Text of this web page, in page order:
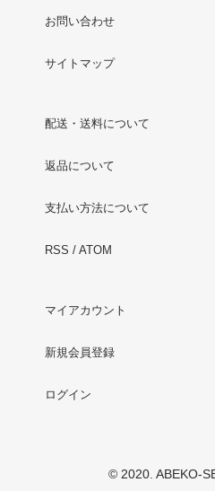
お問い合わせ
サイトマップ
配送・送料について
返品について
支払い方法について
RSS / ATOM
マイアカウント
新規会員登録
ログイン
© 2020. ABEKO-